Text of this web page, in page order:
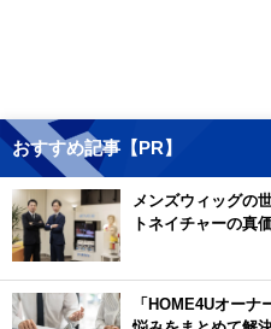
おすすめ記事【PR】
メンズウィッグの
トネイチャーの真
「HOME4Uオー